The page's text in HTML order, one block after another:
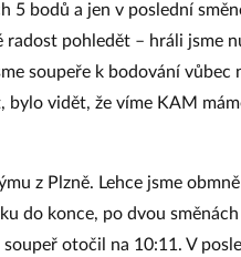
5 bodů a jen v poslední
radost pohledět – hráli jsme
soupeře k bodování vůbec
bylo vidět, že víme KAM
z Plzně. Lehce jsme
do konce, po dvou
otočil na 10:11. V